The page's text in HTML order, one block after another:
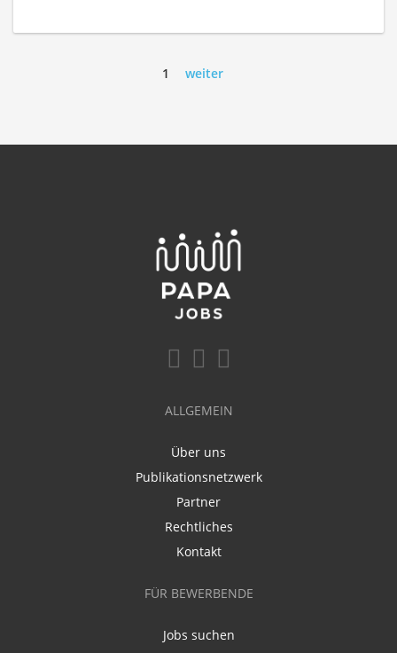
1 weiter
ALLGEMEIN
Über uns
Publikationsnetzwerk
Partner
Rechtliches
Kontakt
FÜR BEWERBENDE
Jobs suchen